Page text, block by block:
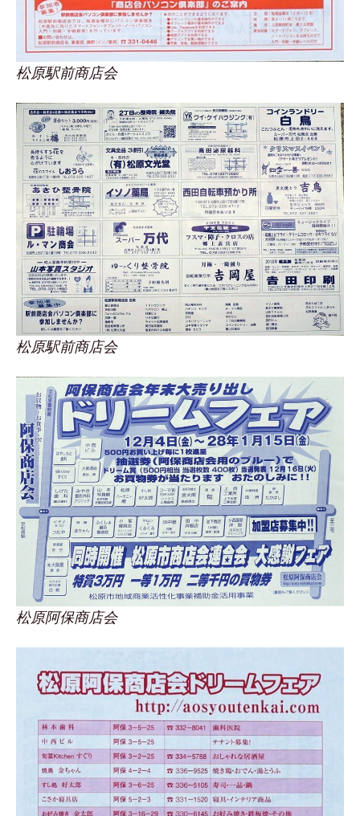
松原駅前商店会
松原駅前商店会
松原阿保商店会